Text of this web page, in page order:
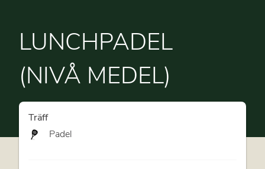
LUNCHPADEL
(NIVÅ MEDEL)
Träff
Padel